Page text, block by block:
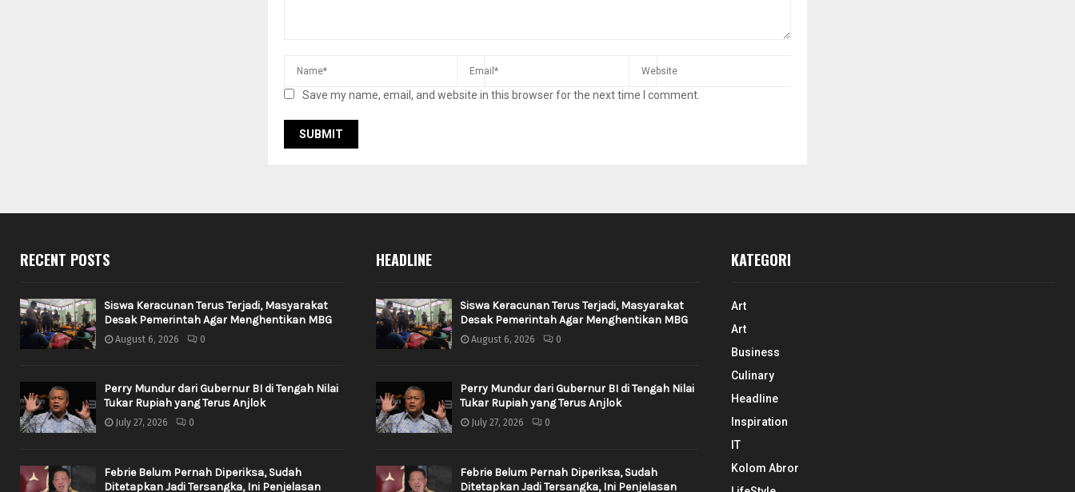
Save my name, email, and website in this browser for the next time I comment.
RECENT POSTS
Siswa Keracunan Terus Terjadi, Masyarakat
Desak Pemerintah Agar Menghentikan MBG
August 6, 2026 0
Perry Mundur dari Gubernur BI di Tengah Nilai
Tukar Rupiah yang Terus Anjlok
July 27, 2026 0
Febrie Belum Pernah Diperiksa, Sudah
Ditetapkan Jadi Tersangka, Ini Penjelasan
HEADLINE
Siswa Keracunan Terus Terjadi, Masyarakat
Desak Pemerintah Agar Menghentikan MBG
August 6, 2026 0
Perry Mundur dari Gubernur BI di Tengah Nilai
Tukar Rupiah yang Terus Anjlok
July 27, 2026 0
Febrie Belum Pernah Diperiksa, Sudah
Ditetapkan Jadi Tersangka, Ini Penjelasan
KATEGORI
Art
Art
Business
Culinary
Headline
Inspiration
IT
Kolom Abror